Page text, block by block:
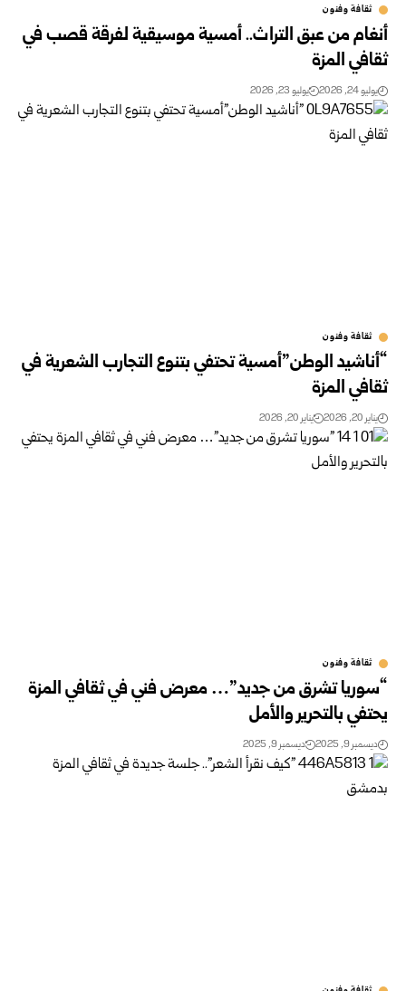
ثقافة وفنون
أنغام من عبق التراث.. أمسية موسيقية لفرقة قصب في
ثقافي المزة
يوليو 24, 2026 يوليو 23, 2026
ثقافة وفنون
“أناشيد الوطن”أمسية تحتفي بتنوع التجارب الشعرية في
ثقافي المزة
يناير 20, 2026 يناير 20, 2026
ثقافة وفنون
“سوريا تشرق من جديد”… معرض فني في ثقافي المزة
يحتفي بالتحرير والأمل
ديسمبر 9, 2025 ديسمبر 9, 2025